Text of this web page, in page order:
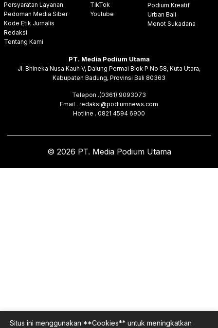
Persyaratan Layanan
Pedoman Media Siber
Kode Etik Jurnalis
Redaksi
Tentang Kami
TikTok
Youtube
Podium Kreatif
Urban Bali
Menot Sukadana
PT. Media Podium Utama
Jl. Bhineka Nusa Kauh V, Dalung Permai Blok P No 58, Kuta Utara,
Kabupaten Badung, Provinsi Bali 80363
Telepon .(0361) 9093073
Email . redaksi@podiumnews.com
Hotline . 0821 4594 6900
© 2026 PT. Media Podium Utama
Situs ini menggunakan **Cookies** untuk meningkatkan